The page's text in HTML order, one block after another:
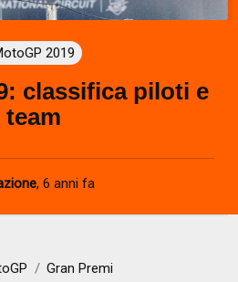
2019
classifica piloti e
team
, 6 anni fa
Gran Premi